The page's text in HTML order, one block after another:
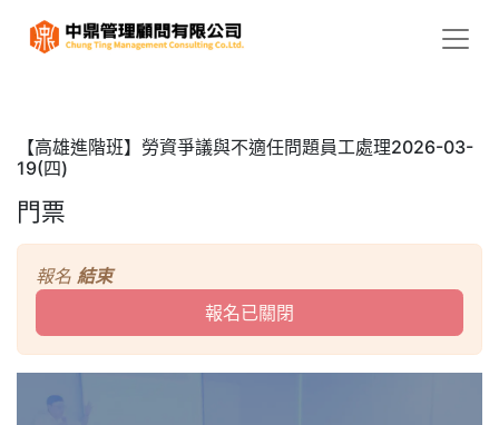
【高雄進階班】勞資爭議與不適任問題員工處理2026-03-
19(四)
門票
報名 結束
報名已關閉